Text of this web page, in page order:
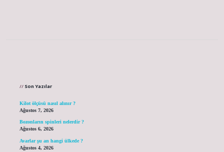
Son Yazılar
Kilot ölçüsü nasıl alınır ?
Ağustos 7, 2026
Bozonların spinleri nelerdir ?
Ağustos 6, 2026
Avarlar şu an hangi ülkede ?
Ağustos 4, 2026